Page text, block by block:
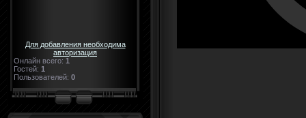
Для добавления необходима
авторизация
Онлайн всего: 1
Гостей: 1
Пользователей: 0